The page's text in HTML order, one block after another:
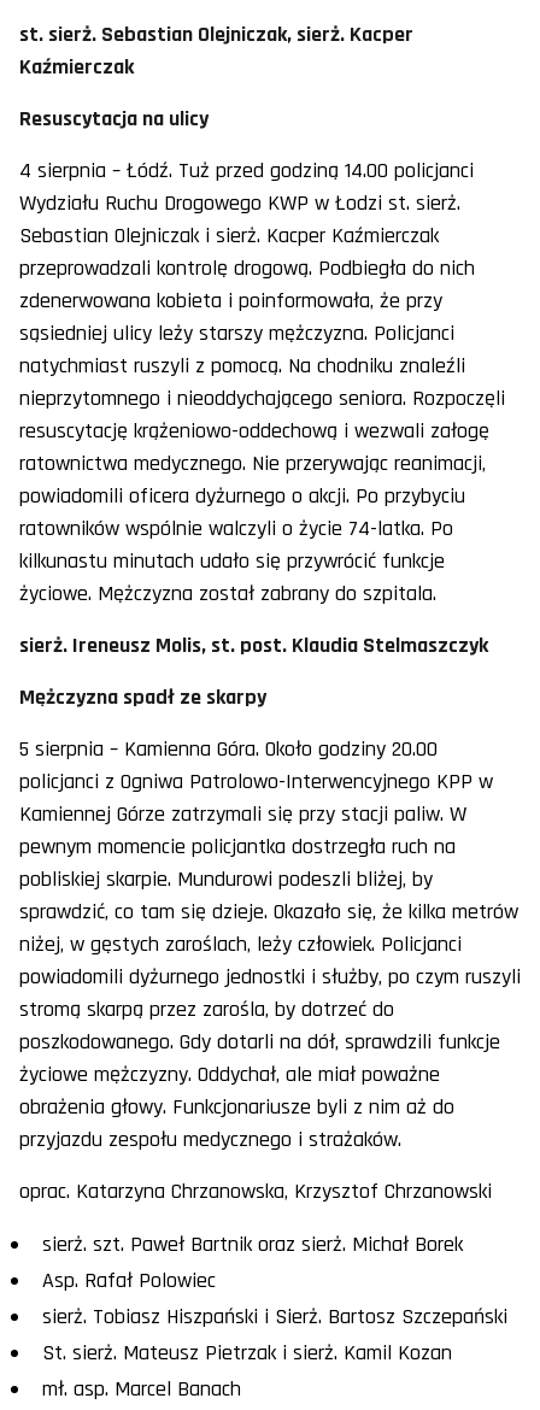
st. sierż. Sebastian Olejniczak, sierż. Kacper
Kaźmierczak
Resuscytacja na ulicy
4 sierpnia – Łódź. Tuż przed godziną 14.00 policjanci
Wydziału Ruchu Drogowego KWP w Łodzi st. sierż.
Sebastian Olejniczak i sierż. Kacper Kaźmierczak
przeprowadzali kontrolę drogową. Podbiegła do nich
zdenerwowana kobieta i poinformowała, że przy
sąsiedniej ulicy leży starszy mężczyzna. Policjanci
natychmiast ruszyli z pomocą. Na chodniku znaleźli
nieprzytomnego i nieoddychającego seniora. Rozpoczęli
resuscytację krążeniowo-oddechową i wezwali załogę
ratownictwa medycznego. Nie przerywając reanimacji,
powiadomili oficera dyżurnego o akcji. Po przybyciu
ratowników wspólnie walczyli o życie 74-latka. Po
kilkunastu minutach udało się przywrócić funkcje
życiowe. Mężczyzna został zabrany do szpitala.
sierż. Ireneusz Molis, st. post. Klaudia Stelmaszczyk
Mężczyzna spadł ze skarpy
5 sierpnia – Kamienna Góra. Około godziny 20.00
policjanci z Ogniwa Patrolowo-Interwencyjnego KPP w
Kamiennej Górze zatrzymali się przy stacji paliw. W
pewnym momencie policjantka dostrzegła ruch na
pobliskiej skarpie. Mundurowi podeszli bliżej, by
sprawdzić, co tam się dzieje. Okazało się, że kilka metrów
niżej, w gęstych zaroślach, leży człowiek. Policjanci
powiadomili dyżurnego jednostki i służby, po czym ruszyli
stromą skarpą przez zarośla, by dotrzeć do
poszkodowanego. Gdy dotarli na dół, sprawdzili funkcje
życiowe mężczyzny. Oddychał, ale miał poważne
obrażenia głowy. Funkcjonariusze byli z nim aż do
przyjazdu zespołu medycznego i strażaków.
oprac. Katarzyna Chrzanowska, Krzysztof Chrzanowski
sierż. szt. Paweł Bartnik oraz sierż. Michał Borek
Asp. Rafał Polowiec
sierż. Tobiasz Hiszpański i Sierż. Bartosz Szczepański
St. sierż. Mateusz Pietrzak i sierż. Kamil Kozan
mł. asp. Marcel Banach